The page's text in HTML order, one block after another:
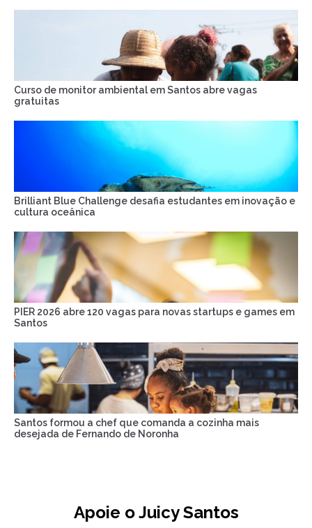
Curso de monitor ambiental em Santos abre vagas
gratuitas
Brilliant Blue Challenge desafia estudantes em inovação e
cultura oceânica
PIER 2026 abre 120 vagas para novas startups e games em
Santos
Santos formou a chef que comanda a cozinha mais
desejada de Fernando de Noronha
Apoie o Juicy Santos